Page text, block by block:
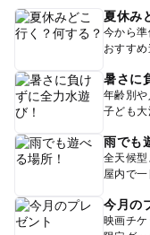
夏休み
今から
おすす
暑さに
年齢別
子ども
雨でも
全天候
屋内で
今月の
映画チ